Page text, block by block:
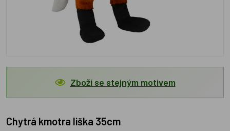
Zboží se stejným motivem
Chytrá kmotra liška 35cm